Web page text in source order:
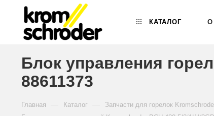
КАТАЛОГ О
Блок управления
88611373
Главная Каталог Запчасти для горелок